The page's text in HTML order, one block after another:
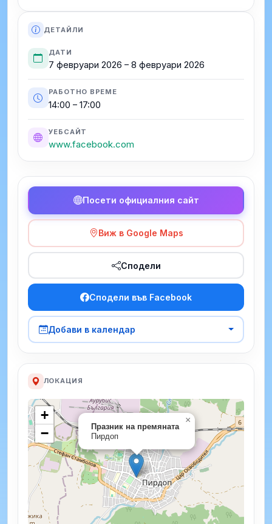
ДЕТАЙЛИ
ДАТИ
7 февруари 2026 – 8 февруари 2026
РАБОТНО ВРЕМЕ
14:00 – 17:00
УЕБСАЙТ
www.facebook.com
Посети официалния сайт
Виж в Google Maps
Сподели
Сподели във Facebook
Добави в календар
ЛОКАЦИЯ
Празник на премяната
Пирдоп
×
+
−